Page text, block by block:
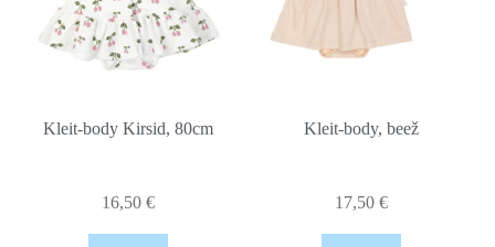
Kleit-body Kirsid, 80cm
16,50€
Kleit-body, beež
17,50 €